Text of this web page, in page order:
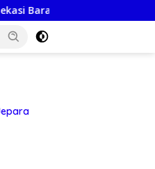
Tawa dan Semangat